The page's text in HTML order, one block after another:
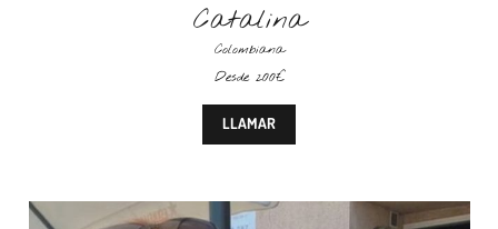
Catalina
Colombiana
Desde 200€
LLAMAR